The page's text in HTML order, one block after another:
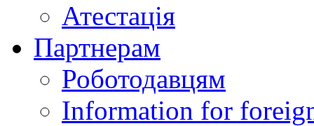
Атестація
Партнерам
Роботодавцям
Information for